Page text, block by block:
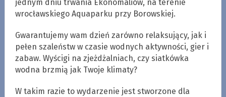
jednym dniu trwania Ekonomaliów, na terenie
wrocławskiego Aquaparku przy Borowskiej.
Gwarantujemy wam dzień zarówno relaksujący, jak i
pełen szaleństw w czasie wodnych aktywności, gier i
zabaw. Wyścigi na zjeżdżalniach, czy siatkówka
wodna brzmią jak Twoje klimaty?
W takim razie to wydarzenie jest stworzone dla